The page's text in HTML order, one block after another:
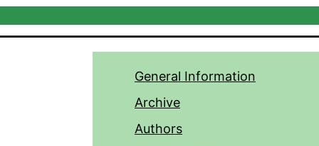
General Information
Archive
Authors